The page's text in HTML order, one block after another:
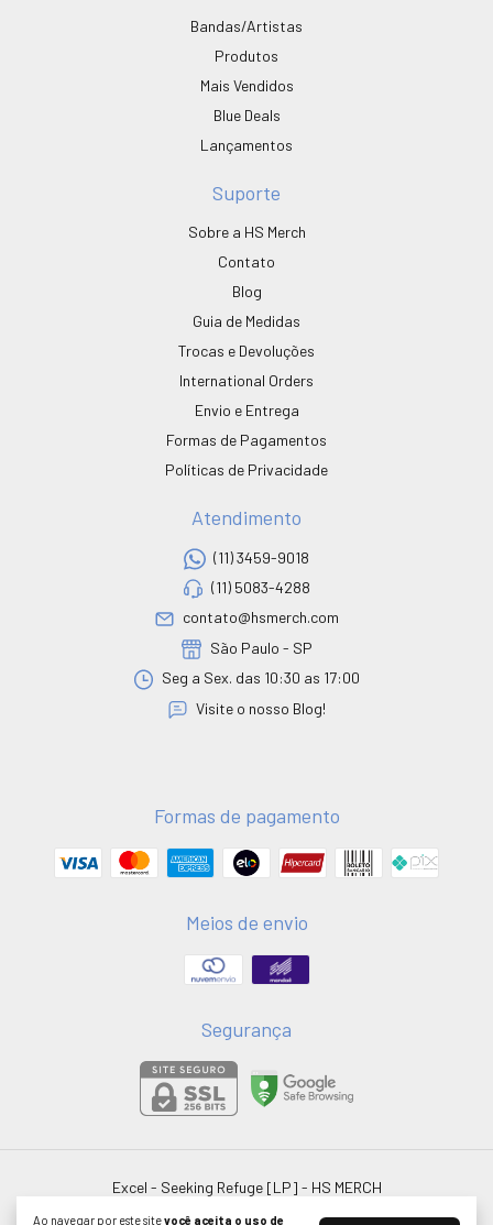
Ao navegar por este sitevocê aceita o uso de
Bandas/Artistas
Produtos
Mais Vendidos
Blue Deals
Lançamentos
Suporte
Sobre a HS Merch
Contato
Blog
Guia de Medidas
Trocas e Devoluções
International Orders
Envio e Entrega
Formas de Pagamentos
Políticas de Privacidade
Atendimento
(11) 3459-9018
(11) 5083-4288
contato@hsmerch.com
São Paulo - SP
Seg a Sex. das 10:30 as 17:00
Visite o nosso Blog!
Formas de pagamento
Meios de envio
Segurança
Excel - Seeking Refuge [LP] - HS MERCH